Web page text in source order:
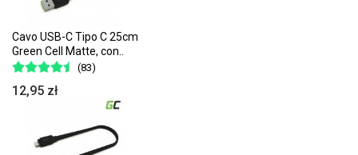
Cavo USB-C Tipo C 25cm
Green Cell Matte, con..
(83)
12,95 zł